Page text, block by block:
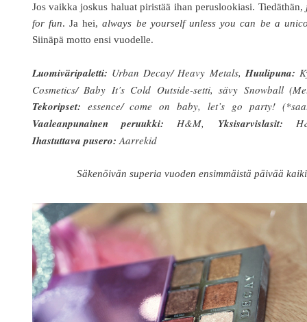
Jos vaikka joskus haluat piristää ihan peruslookiasi. Tiedäthän,
for fun. Ja hei,always be yourself unless you can be a
Siinäpä motto ensi vuodelle.
Luomiväripaletti: Urban Decay/ Heavy Metals,Huulipuna:
Cosmetics/ Baby It’s Cold Outside-setti, sävy Snowball
Tekoripset: essence/ come on baby, let’s go party!
Vaaleanpunainen peruukki: H&M, Yksisarvislasit:
Ihastuttava pusero: Aarrekid
Säkenöivän superia vuoden ensimmäistä päivää